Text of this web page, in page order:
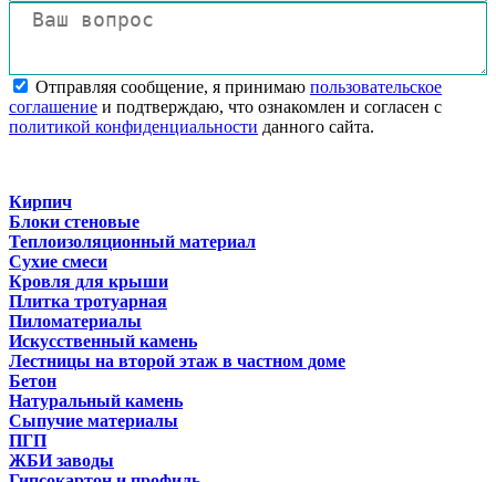
Отправляя сообщение, я принимаю пользовательское
соглашение и подтверждаю, что ознакомлен и согласен с
политикой конфиденциальности данного сайта.
Кирпич
Блоки стеновые
Теплоизоляционный материал
Сухие смеси
Кровля для крыши
Плитка тротуарная
Пиломатериалы
Искусственный камень
Лестницы на второй этаж в частном доме
Бетон
Натуральный камень
Сыпучие материалы
ПГП
ЖБИ заводы